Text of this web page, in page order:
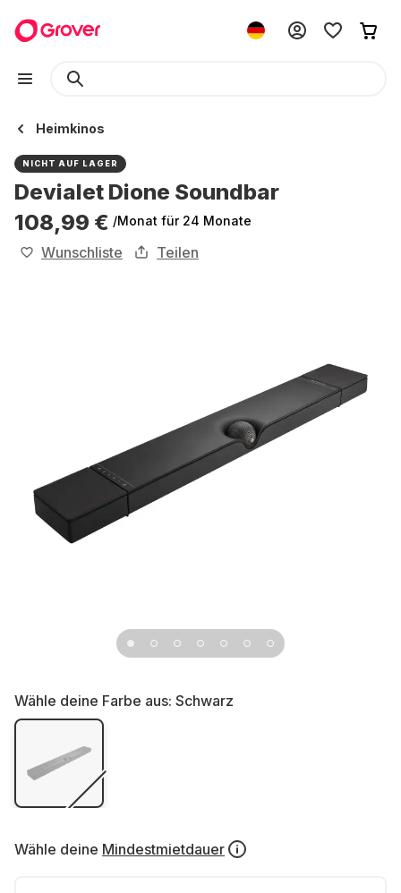
Heimkinos
NICHT AUF LAGER
Devialet Dione Soundbar
108,99 € /Monat für 24 Monate
Wunschliste Teilen
Wähle deine Farbe aus: Schwarz
Wähle deine Mindestmietdauer